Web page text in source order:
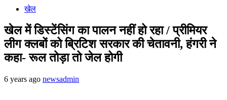
खेल
खेल में डिस्टेंसिंग का पालन नहीं हो रहा / प्रीमियर
लीग क्लबों को ब्रिटिश सरकार की चेतावनी, हंगरी ने
कहा- रूल तोड़ा तो जेल होगी
6 years ago newsadmin